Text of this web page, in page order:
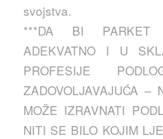
svojstva.
***DA BI PARKET
ADEKVATNO I U
PROFESIJE
ZADOVOLJAVAJUĆA –
MOŽE IZRAVNATI
NITI SE BILO KOJIM